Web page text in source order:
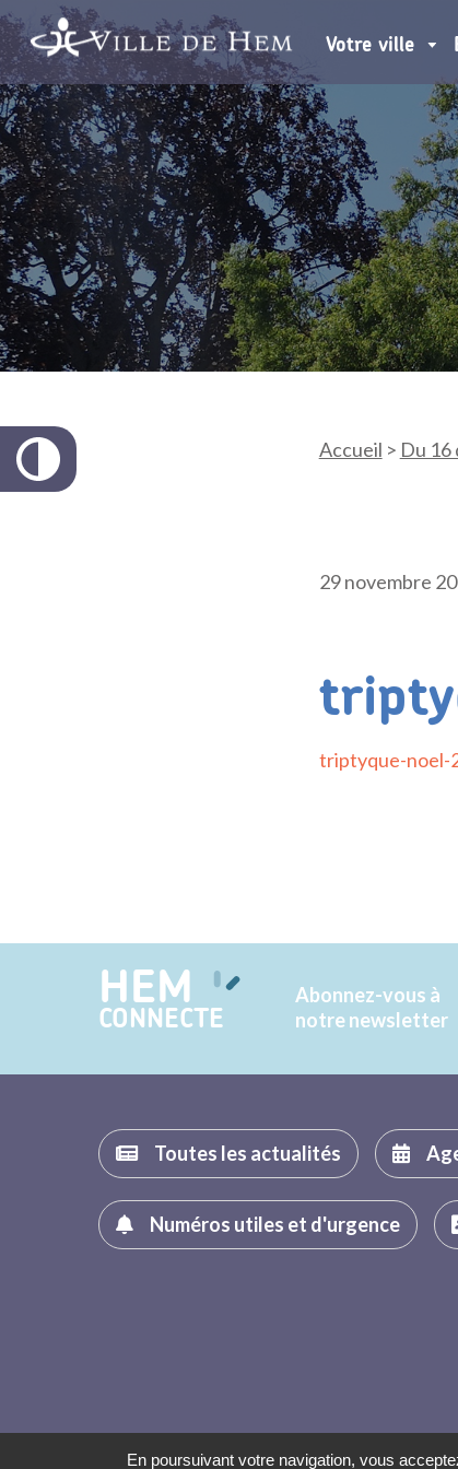
Votre ville
Accueil > Du 16
29 novembre
triptyque-noel-
HEM
CONNECTE
Abonnez-vous à
notre newsletter
Toutes les actualités
Numéros utiles et d'urgence
En poursuivant votre navigation, vous